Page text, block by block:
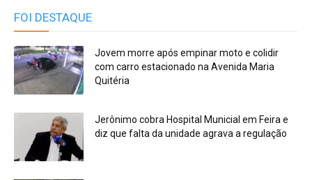
FOI DESTAQUE
Jovem morre após empinar moto e colidir
com carro estacionado na Avenida Maria
Quitéria
Jerônimo cobra Hospital Municial em Feira e
diz que falta da unidade agrava a regulação